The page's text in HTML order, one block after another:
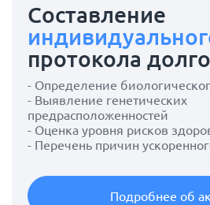
Составление
протокола
- Определение
- Выявление генетических
предрасположенностей
- Оценка уровня рисков
- Перечень причин
Подробнее об